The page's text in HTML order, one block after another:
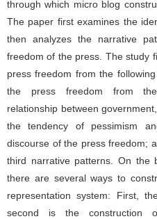
through which micro blog
The paper first examines the
then analyzes the narrative
freedom of the press. The study
press freedom from the
the press freedom from
relationship between
the tendency of pessimism
discourse of the press freedom;
third narrative patterns. On the
there are several ways to
representation system: First,
second is the